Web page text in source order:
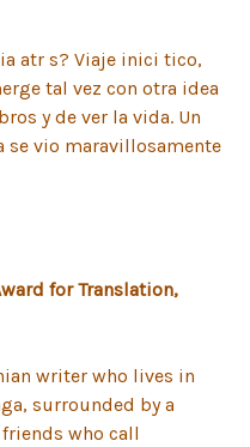
atr s? Viaje inici tico,
tal vez con otra idea
y de ver la vida. Un
se vio maravillosamente
for Translation,
writer who lives in
surrounded by a
who call